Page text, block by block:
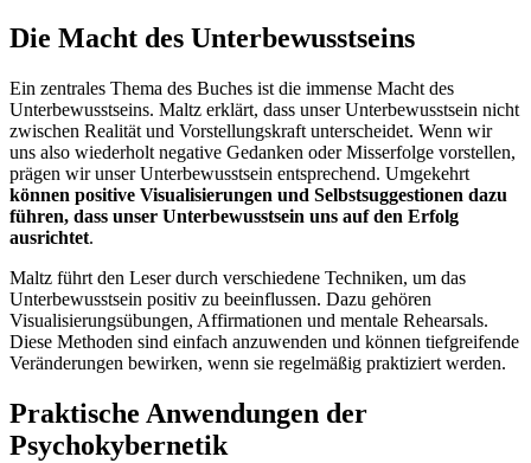
Die Macht des Unterbewusstseins
Ein zentrales Thema des Buches ist die immense Macht des
Unterbewusstseins. Maltz erklärt, dass unser Unterbewusstsein nicht
zwischen Realität und Vorstellungskraft unterscheidet. Wenn wir
uns also wiederholt negative Gedanken oder Misserfolge vorstellen,
prägen wir unser Unterbewusstsein entsprechend. Umgekehrt
können positive Visualisierungen und Selbstsuggestionen dazu
führen, dass unser Unterbewusstsein uns auf den Erfolg
ausrichtet.
Maltz führt den Leser durch verschiedene Techniken, um das
Unterbewusstsein positiv zu beeinflussen. Dazu gehören
Visualisierungsübungen, Affirmationen und mentale Rehearsals.
Diese Methoden sind einfach anzuwenden und können tiefgreifende
Veränderungen bewirken, wenn sie regelmäßig praktiziert werden.
Praktische Anwendungen der
Psychokybernetik